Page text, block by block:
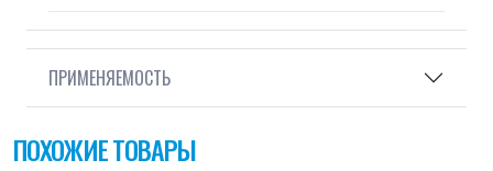
ПРИМЕНЯЕМОСТЬ
ПОХОЖИЕ ТОВАРЫ